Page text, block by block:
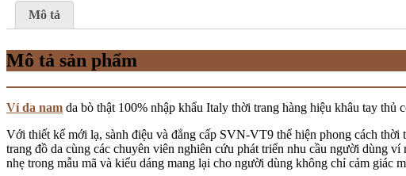
Mô tả
Mô tả sản phẩm
Ví da nam da bò thật 100% nhập khẩu Italy thời trang hàng hiệu khâu tay thủ
Với thiết kế mới lạ, sành điệu và đẳng cấp SVN-VT9 thể hiện phong cách
trang đồ da cùng các chuyên viên nghiên cứu phát triển nhu cầu người dùng
nhẹ trong mẫu mã và kiểu dáng mang lại cho người dùng không chỉ cảm giác